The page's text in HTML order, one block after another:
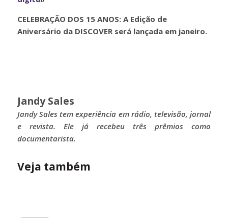
CELEBRAÇÃO DOS 15 ANOS: A Edição de
Aniversário da DISCOVER será lançada em janeiro.
Jandy Sales
Jandy Sales tem experiência em rádio, televisão, jornal
e revista. Ele já recebeu três prêmios como
documentarista.
Veja também